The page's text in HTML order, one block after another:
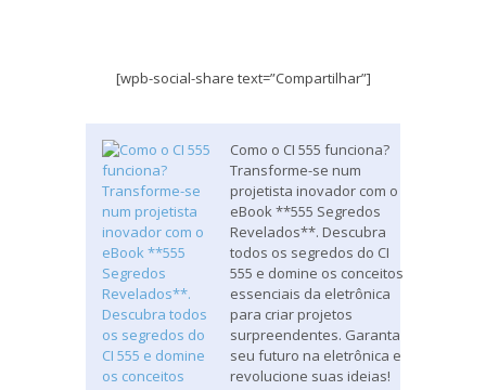
[wpb-social-share text=”Compartilhar”]
Como o CI 555 funciona?
Transforme-se num
projetista inovador com o
eBook **555 Segredos
Revelados**. Descubra
todos os segredos do CI
555 e domine os conceitos
essenciais da eletrônica
para criar projetos
surpreendentes. Garanta
seu futuro na eletrônica e
revolucione suas ideias!